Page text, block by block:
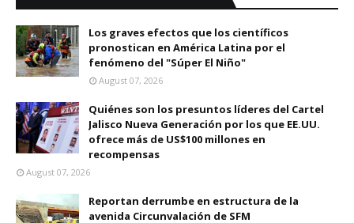
Los graves efectos que los científicos
pronostican en América Latina por el
fenómeno del "Súper El Niño"
August 07, 2026
Quiénes son los presuntos líderes del Cartel
Jalisco Nueva Generación por los que EE.UU.
ofrece más de US$100 millones en
recompensas
August 07, 2026
Reportan derrumbe en estructura de la
avenida Circunvalación de SFM